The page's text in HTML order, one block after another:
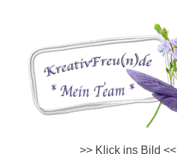
>> Klick ins Bild <<